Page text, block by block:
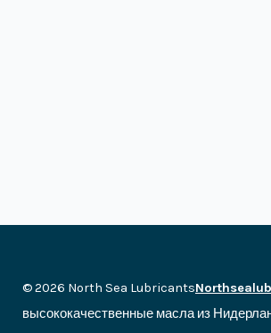
© 2026 North Sea Lubricants
высококачественные масла из